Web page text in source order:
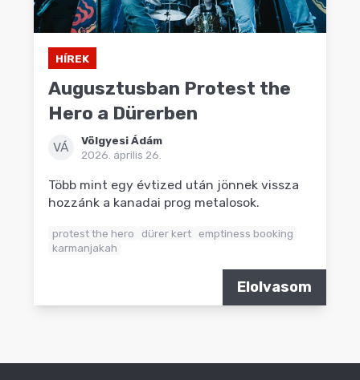
BLOG
HÍREK
Augusztusban Protest the
Hero a Dürerben
VÁ
Völgyesi Ádám
2026. április 26.
Több mint egy évtized után jönnek vissza
hozzánk a kanadai prog metalosok.
protest the hero dürer kert emptiness booking
karmanjakah
Elolvasom